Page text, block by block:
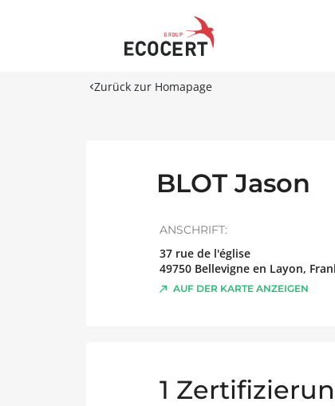
Zurück zur Homapage
BLOT Jason
ANSCHRIFT:
37 rue de l'église
49750 Bellevigne en Layon,
AUF DER KARTE ANZEIGEN
1